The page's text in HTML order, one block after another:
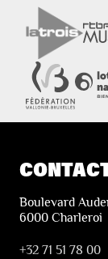
Boulevard
6000 Charleroi
+32 71 51 78 00